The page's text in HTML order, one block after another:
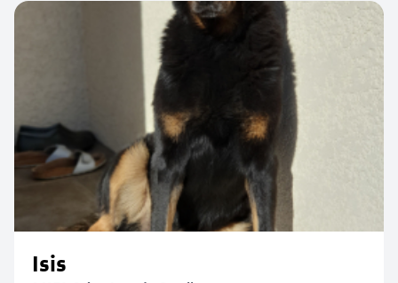
Isis